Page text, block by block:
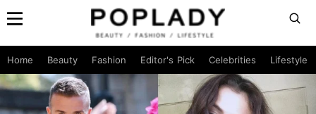
Home Beauty Fashion Editor's Pick Celebrities Lifestyle